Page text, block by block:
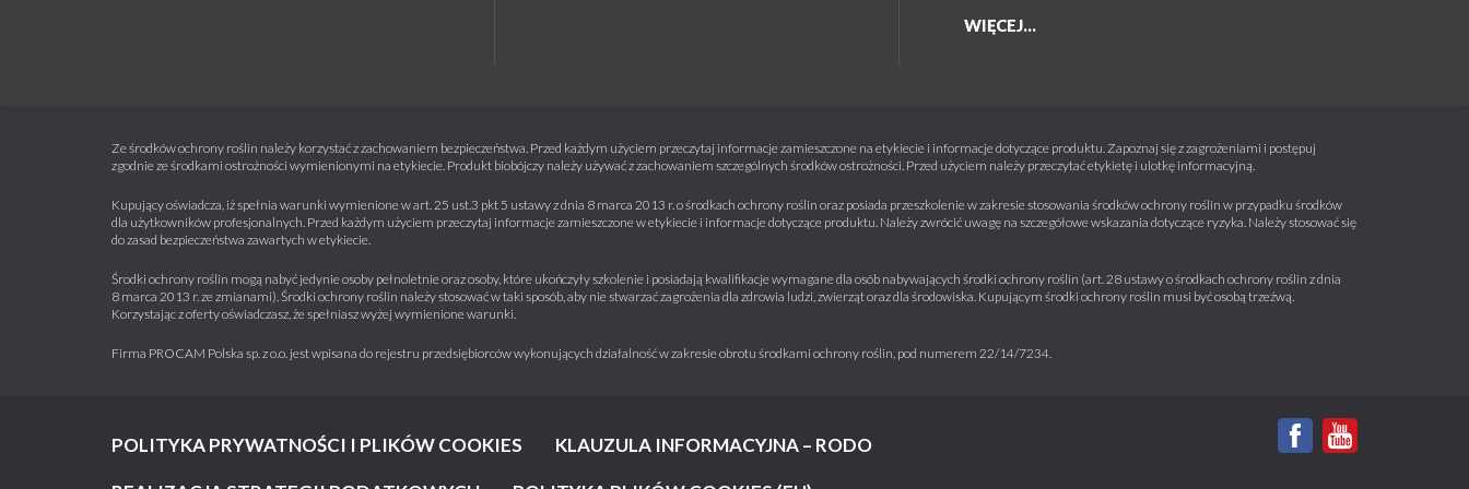
Zalecana dawka środka dla jednorazowego zastosowania: 3,0 – 4,0 l/ha.
Termin stosowania: Środek stosować wczesną wiosną przed ruszeniem wegetacji krzewów
owocowych lub późną jesienią, po zbiorze owoców (BBCH 91-99).
UWAGA:
Na plantacjach starszych środek powinien być stosowany nie później niż do 15 października.
Zalecana ilość wody: 200 – 300 l/ha.
Zalecane opryskiwanie: średniokropliste.
WIĘCEJ...
Ze środków ochrony roślin należy korzystać z zachowaniem bezpieczeństwa. Przed każdym użyciem przeczytaj informacje zamieszczone na etykiecie i informacje dotyczące produktu. Zapoznaj się z zagrożeniami i postępuj
zgodnie ze środkami ostrożności wymienionymi na etykiecie. Produkt biobójczy należy używać z zachowaniem szczególnych środków ostrożności. Przed użyciem należy przeczytać etykietę i ulotkę informacyjną.
Kupujący oświadcza, iż spełnia warunki wymienione w art. 25 ust.3 pkt 5 ustawy z dnia 8 marca 2013 r. o środkach ochrony roślin oraz posiada przeszkolenie w zakresie stosowania środków ochrony roślin w przypadku środków
dla użytkowników profesjonalnych. Przed każdym użyciem przeczytaj informacje zamieszczone w etykiecie i informacje dotyczące produktu. Należy zwrócić uwagę na szczegółowe wskazania dotyczące ryzyka. Należy stosować się
do zasad bezpieczeństwa zawartych w etykiecie.
Środki ochrony roślin mogą nabyć jedynie osoby pełnoletnie oraz osoby, które ukończyły szkolenie i posiadają kwalifikacje wymagane dla osób nabywających środki ochrony roślin (art. 28 ustawy o środkach ochrony roślin z dnia
8 marca 2013 r. ze zmianami). Środki ochrony roślin należy stosować w taki sposób, aby nie stwarzać zagrożenia dla zdrowia ludzi, zwierząt oraz dla środowiska. Kupującym środki ochrony roślin musi być osobą trzeźwą.
Korzystając z oferty oświadczasz, że spełniasz wyżej wymienione warunki.
Firma PROCAM Polska sp. z o.o. jest wpisana do rejestru przedsiębiorców wykonujących działalność w zakresie obrotu środkami ochrony roślin, pod numerem 22/14/7234.
POLITYKA PRYWATNOŚCI I PLIKÓW COOKIES KLAUZULA INFORMACYJNA – RODO